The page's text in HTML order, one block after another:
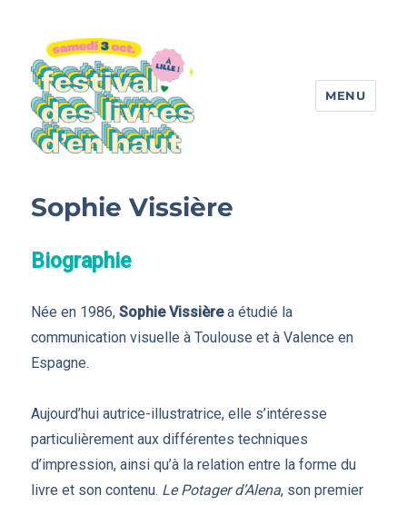
MENU
Sophie Vissière
Biographie
Née en 1986,Sophie Vissièrea étudié la
communication visuelle à Toulouse et à Valence en
Espagne.
Aujourd’hui autrice-illustratrice, elle s’intéresse
particulièrement aux différentes techniques
d’impression, ainsi qu’à la relation entre la forme du
livre et son contenu. Le Potager d’Alena, son premier